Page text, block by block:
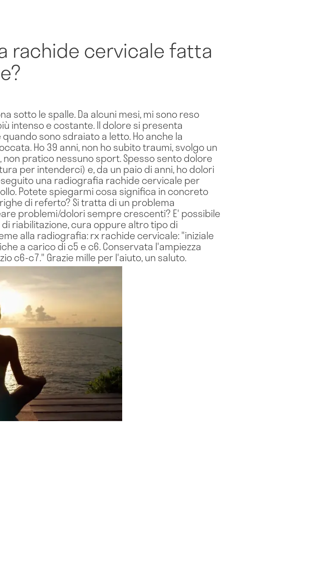
rachide cervicale fatta
sotto le spalle. Da alcuni mesi, mi sono reso
intenso e costante. Il dolore si presenta
sono sdraiato a letto. Ho anche la
Ho 39 anni, non ho subito traumi, svolgo un
pratico nessuno sport. Spesso sento dolore
per intenderci) e, da un paio di anni, ho dolori
una radiografia rachide cervicale per
Potete spiegarmi cosa significa in concreto
di referto? Si tratta di un problema
problemi/dolori sempre crescenti? E' possibile
riabilitazione, cura oppure altro tipo di
alla radiografia: rx rachide cervicale: "iniziale
a carico di c5 e c6. Conservata l'ampiezza
c6-c7." Grazie mille per l'aiuto, un saluto.